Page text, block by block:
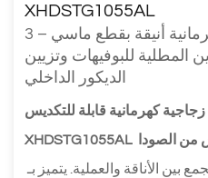
XHDSTG1055AL
طقم برطمانات زجاجية كهرمانية أنيقة بقطع ماسي – 3
المطلية للبوفيهات وتزيين
الديكور الداخلي
كهرمانية قابلة للتكديس
XHDSTG1055AL
بين الأناقة والعملية. يتميز بـ